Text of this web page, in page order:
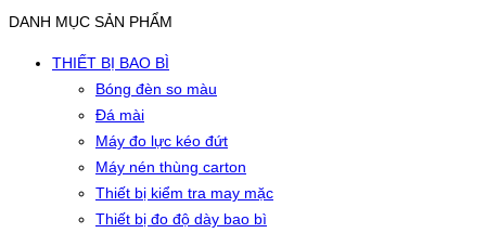
DANH MỤC SẢN PHẨM
THIẾT BỊ BAO BÌ
Bóng đèn so màu
Đá mài
Máy đo lực kéo đứt
Máy nén thùng carton
Thiết bị kiểm tra may mặc
Thiết bị đo độ dày bao bì